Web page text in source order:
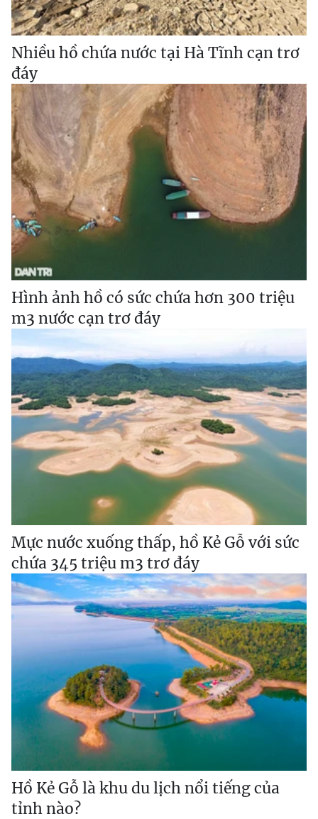
Nhiều hồ chứa nước tại Hà Tĩnh cạn trơ
đáy
Hình ảnh hồ có sức chứa hơn 300 triệu
m3 nước cạn trơ đáy
Mực nước xuống thấp, hồ Kẻ Gỗ với sức
chứa 345 triệu m3 trơ đáy
Hồ Kẻ Gỗ là khu du lịch nổi tiếng của
tỉnh nào?